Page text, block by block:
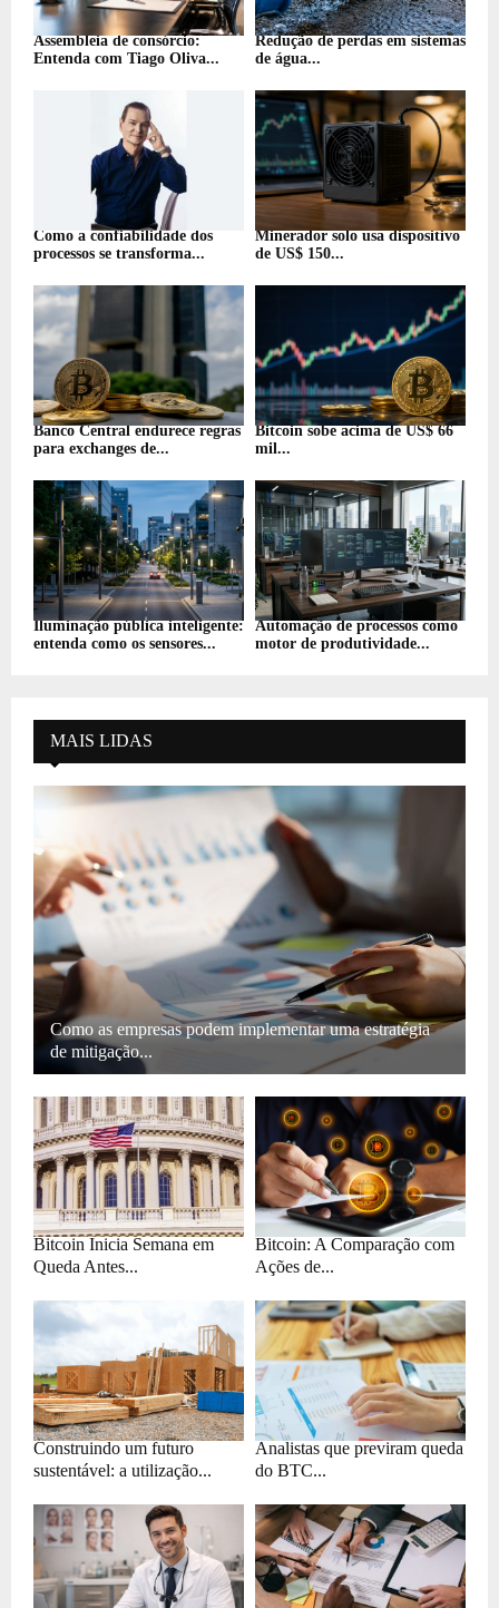
Assembleia de consórcio:
Entenda com Tiago Oliva...
Redução de perdas em sistemas
de água...
Como a confiabilidade dos
processos se transforma...
Minerador solo usa dispositivo
de US$ 150...
Banco Central endurece regras
para exchanges de...
Bitcoin sobe acima de US$ 66
mil...
Iluminação pública inteligente:
entenda como os sensores...
Automação de processos como
motor de produtividade...
MAIS LIDAS
Como as empresas podem implementar uma estratégia
de mitigação...
Bitcoin Inicia Semana em
Queda Antes...
Bitcoin: A Comparação com
Ações de...
Construindo um futuro
sustentável: a utilização...
Analistas que previram queda
do BTC...